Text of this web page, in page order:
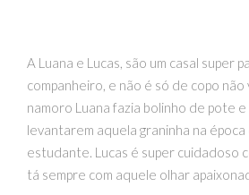
A Luana e Lucas, são um casal super
companheiro, e não é só de copo não
namoro Luana fazia bolinho de pote e
levantarem aquela graninha na
estudante. Lucas é super cuidadoso
tá sempre com aquele olhar